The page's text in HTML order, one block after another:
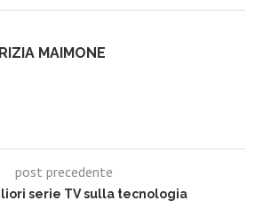
MAIMONE
post precedente
serie TV sulla tecnologia